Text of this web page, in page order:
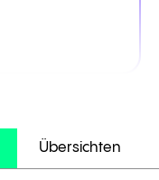
Übersichten